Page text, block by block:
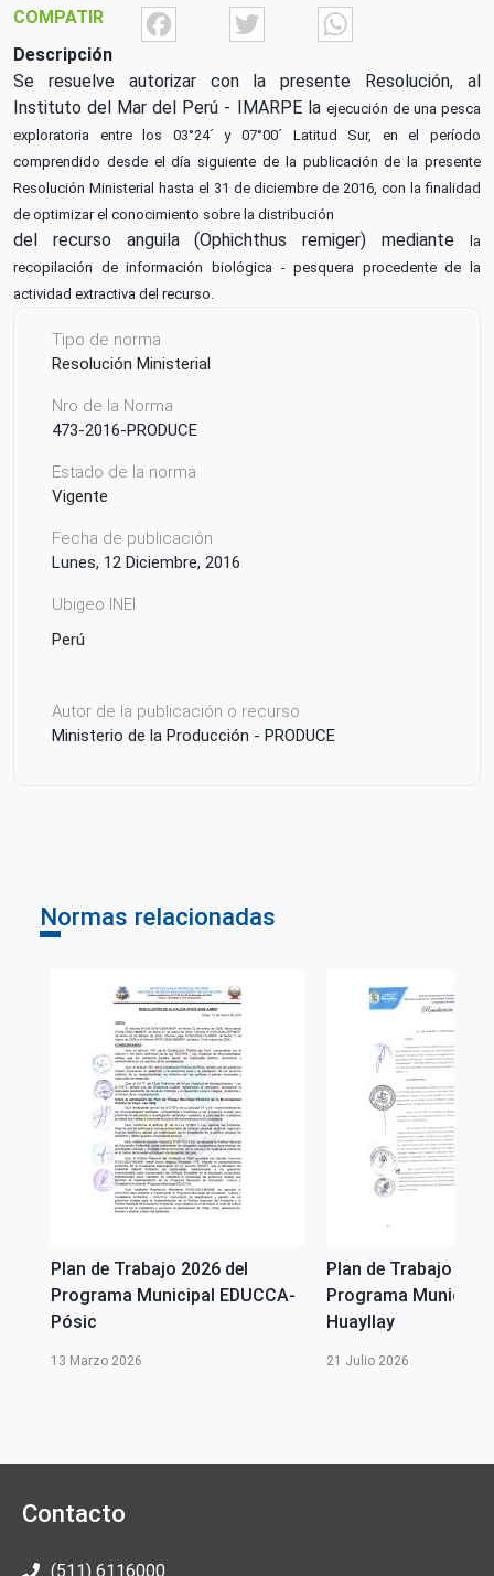
COMPATIR FacebookTwitter
Descripción
Se resuelve autorizar con la presente Resolución, al
Instituto del Mar del Perú - IMARPE la ejecución de una pesca
exploratoria entre los 03°24´ y 07°00´ Latitud Sur, en el período
comprendido desde eldía siguiente de la publicación de la presente
Resolución Ministerial hasta el 31 de diciembre de 2016, con lafinalidad
de optimizar el conocimiento sobre la distribución
del recurso anguila (Ophichthus remiger) mediante
la
recopilación de información biológica - pesquera procedente de la
actividad extractiva del recurso.
Tipo de norma
Resolución Ministerial
Nro de la Norma
473-2016-PRODUCE
Estado de la norma
Vigente
Fecha de publicación
Lunes, 12 Diciembre, 2016
Ubigeo INEI
Perú
Autor de la publicación o recurso
Ministerio de la Producción - PRODUCE
Normas relacionadas
Plan de Trabajo 2026 del
Programa Municipal EDUCCA-
Pósic
13 Marzo 2026
Plan de Trabajo
Programa Municipal
Huayllay
21 Julio 2026
Contacto
(511) 6116000